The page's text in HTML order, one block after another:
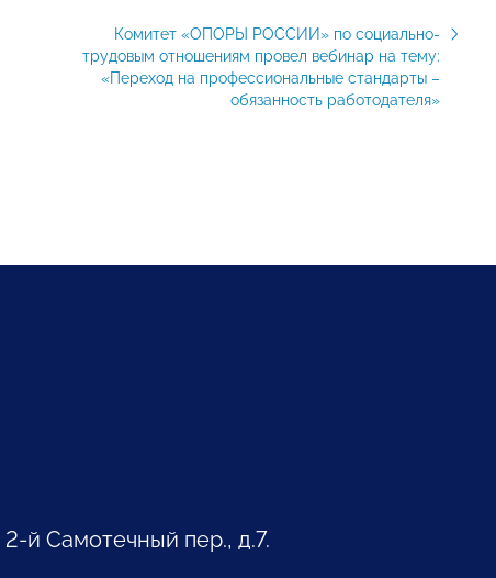
Комитет «ОПОРЫ РОССИИ» по социально-
трудовым отношениям провел вебинар на тему:
«Переход на профессиональные стандарты –
обязанность работодателя»
2-й Самотечный пер., д.7.